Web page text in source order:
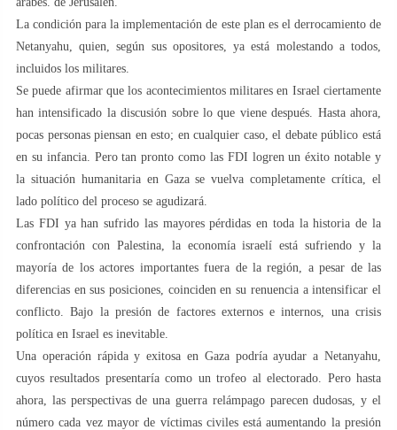
La condición para la implementación de este plan es el derrocamiento de
Netanyahu, quien, según sus opositores, ya está molestando a todos,
incluidos los militares.
Se puede afirmar que los acontecimientos militares en Israel ciertamente
han intensificado la discusión sobre lo que viene después. Hasta ahora,
pocas personas piensan en esto; en cualquier caso, el debate público está
en su infancia. Pero tan pronto como las FDI logren un éxito notable y
la situación humanitaria en Gaza se vuelva completamente crítica, el
lado político del proceso se agudizará.
Las FDI ya han sufrido las mayores pérdidas en toda la historia de la
confrontación con Palestina, la economía israelí está sufriendo y la
mayoría de los actores importantes fuera de la región, a pesar de las
diferencias en sus posiciones, coinciden en su renuencia a intensificar el
conflicto. Bajo la presión de factores externos e internos, una crisis
política en Israel es inevitable.
Una operación rápida y exitosa en Gaza podría ayudar a Netanyahu,
cuyos resultados presentaría como un trofeo al electorado. Pero hasta
ahora, las perspectivas de una guerra relámpago parecen dudosas, y el
número cada vez mayor de víctimas civiles está aumentando la presión